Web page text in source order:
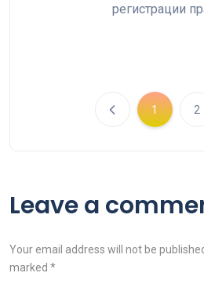
регистрации
1 2
Leave a
Your email address will not be
marked *